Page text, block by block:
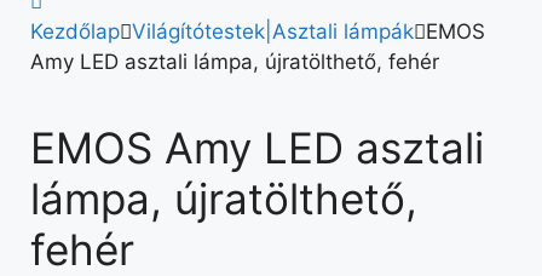
Kezdőlap Világítótestek|Asztali lámpák EMOS
Amy LED asztali lámpa, újratölthető, fehér
EMOS Amy LED asztali
lámpa, újratölthető,
fehér